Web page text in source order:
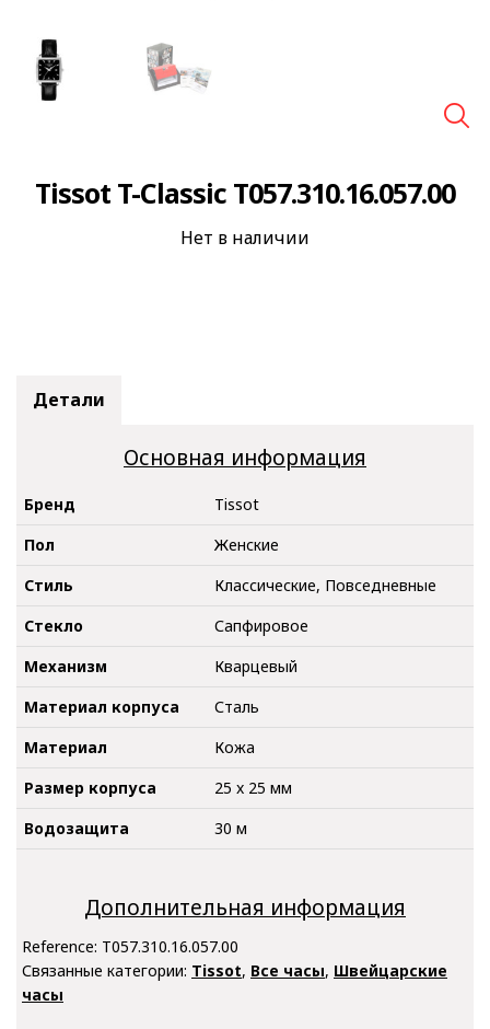
Tissot T-Classic T057.310.16.057.00
Нет в наличии
Детали
Основная информация
Бренд
Tissot
Пол
Женские
Стиль
Классические, Повседневные
Стекло
Сапфировое
Механизм
Кварцевый
Материал корпуса
Сталь
Материал
Кожа
Размер корпуса
25 x 25 мм
Водозащита
30 м
Дополнительная информация
Reference: T057.310.16.057.00
Связанные категории: Tissot, Все часы, Швейцарские
часы